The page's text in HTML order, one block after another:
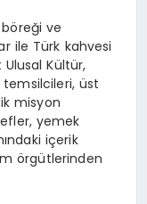
ve
ile Türk kahvesi
Kültür,
temsilcileri, üst
misyon
yemek
içerik
örgütlerinden